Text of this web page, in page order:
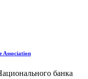
Association
банка